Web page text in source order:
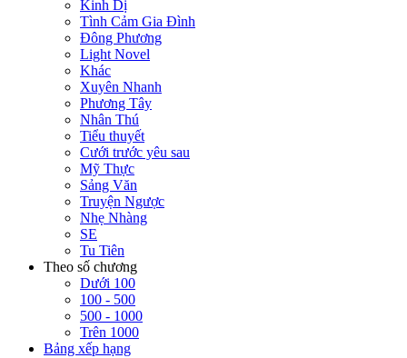
Kinh Dị
Tình Cảm Gia Đình
Đông Phương
Light Novel
Khác
Xuyên Nhanh
Phương Tây
Nhân Thú
Tiểu thuyết
Cưới trước yêu sau
Mỹ Thực
Sảng Văn
Truyện Ngược
Nhẹ Nhàng
SE
Tu Tiên
Theo số chương
Dưới 100
100 - 500
500 - 1000
Trên 1000
Bảng xếp hạng